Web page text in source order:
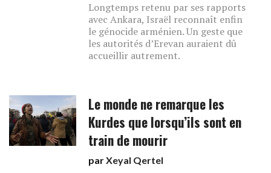
Longtemps retenu par ses rapports
avec Ankara, Israël reconnaît enfin
le génocide arménien. Un geste que
les autorités d’Erevan auraient dû
accueillir autrement.
Le monde ne remarque les
Kurdes que lorsqu’ils sont en
train de mourir
parXeyal Qertel